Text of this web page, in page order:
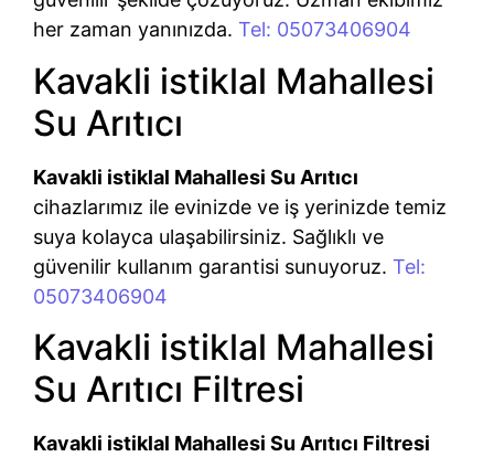
her zaman yanınızda. Tel: 05073406904
Kavakli istiklal Mahallesi
Su Arıtıcı
Kavakli istiklal Mahallesi Su Arıtıcı
cihazlarımız ile evinizde ve iş yerinizde temiz
suya kolayca ulaşabilirsiniz. Sağlıklı ve
güvenilir kullanım garantisi sunuyoruz. Tel:
05073406904
Kavakli istiklal Mahallesi
Su Arıtıcı Filtresi
Kavakli istiklal Mahallesi Su Arıtıcı Filtresi